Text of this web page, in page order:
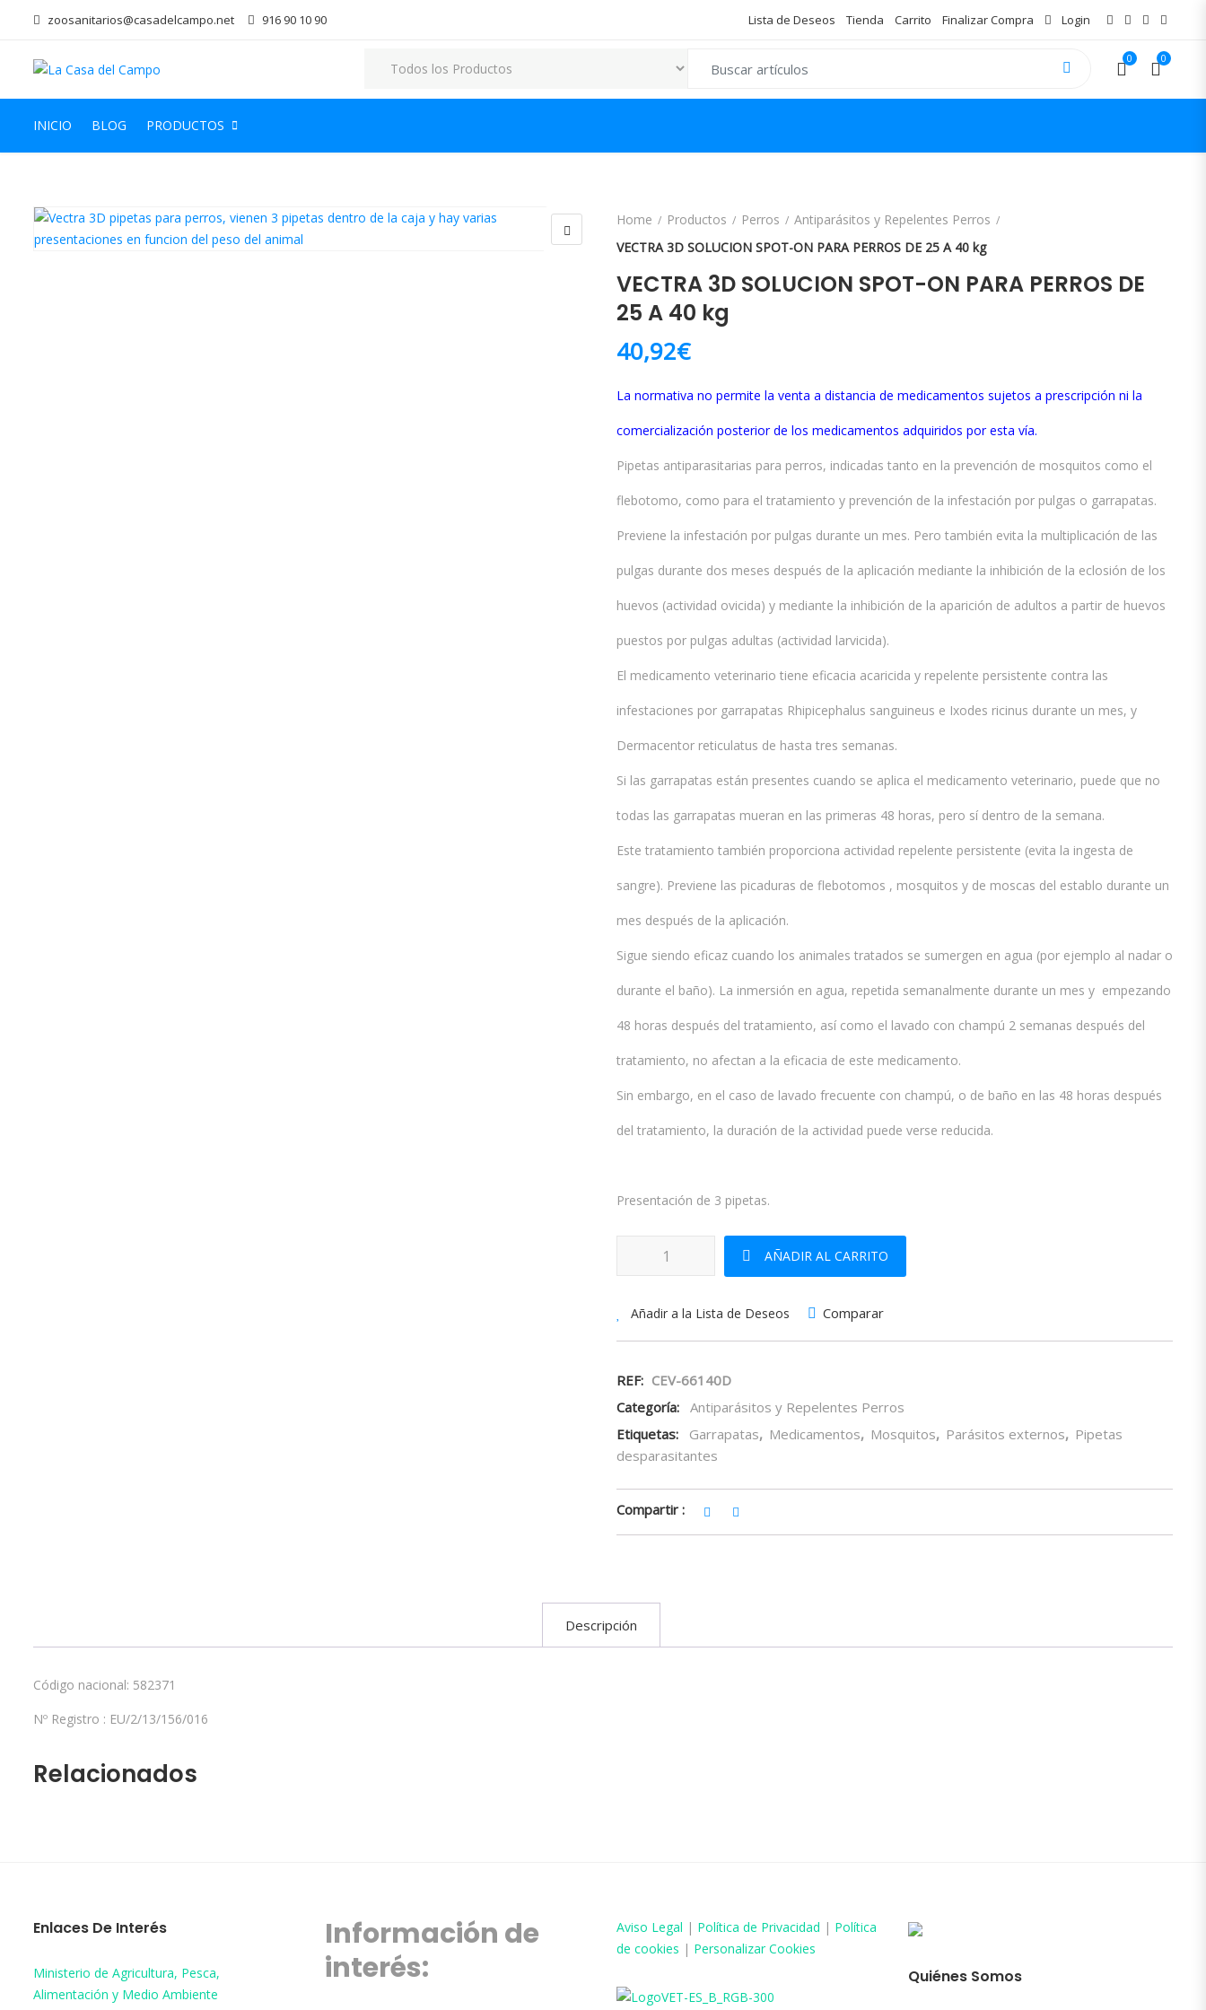
zoosanitarios@casadelcampo.net 916 90 10 90 Lista de Deseos Tienda Carrito Finalizar Compra Login
0 0
INICIO BLOG PRODUCTOS
Home Productos Perros
Antiparásitos y Repelentes Perros
VECTRA 3D SOLUCION SPOT-ON PARA PERROS DE 25 A 40 kg
VECTRA 3D SOLUCION SPOT-ON PARA PERROS DE
25 A 40 kg
40,92€
La normativa no permite la venta a distancia de medicamentos sujetos a prescripción ni la
comercialización posterior de los medicamentos adquiridos por esta vía.
Pipetas antiparasitarias para perros, indicadas tanto en la prevención de mosquitos como el
flebotomo, como para el tratamiento y prevención de la infestación por pulgas o garrapatas.
Previene la infestación por pulgas durante un mes. Pero también evita la multiplicación de las
pulgas durante dos meses después de la aplicación mediante la inhibición de la eclosión de los
huevos (actividad ovicida) y mediante la inhibición de la aparición de adultos a partir de huevos
puestos por pulgas adultas (actividad larvicida).
El medicamento veterinario tiene eficacia acaricida y repelente persistente contra las
infestaciones por garrapatas Rhipicephalus sanguineus e Ixodes ricinus durante un mes, y
Dermacentor reticulatus de hasta tres semanas.
Si las garrapatas están presentes cuando se aplica el medicamento veterinario, puede que no
todas las garrapatas mueran en las primeras 48 horas, pero sí dentro de la semana.
Este tratamiento también proporciona actividad repelente persistente (evita la ingesta de
sangre). Previene las picaduras de flebotomos , mosquitos y de moscas del establo durante un
mes después de la aplicación.
Sigue siendo eficaz cuando los animales tratados se sumergen en agua (por ejemplo al nadar o
durante el baño). La inmersión en agua, repetida semanalmente durante un mes y empezando
48 horas después del tratamiento, así como el lavado con champú 2 semanas después del
tratamiento, no afectan a la eficacia de este medicamento.
Sin embargo, en el caso de lavado frecuente con champú, o de baño en las 48 horas después
del tratamiento, la duración de la actividad puede verse reducida.
Presentación de 3 pipetas.
VECTRA 3D SOLUCION SPOT-ON PARA PERROS DE 25 A 40 kg cantidad
AÑADIR AL CARRITO
Añadir a la Lista de Deseos Comparar
REF: CEV-66140D
Categoría: Antiparásitos y Repelentes Perros
Etiquetas:
Garrapatas, Medicamentos, Mosquitos, Parásitos externos, Pipetas
desparasitantes
Compartir :
Descripción
Código nacional: 582371
Nº Registro : EU/2/13/156/016
Relacionados
Enlaces De Interés
Ministerio de Agricultura, Pesca,
Alimentación y Medio Ambiente
Información de
interés:
Aviso Legal | Política de Privacidad | Política
de cookies | Personalizar Cookies
Quiénes Somos